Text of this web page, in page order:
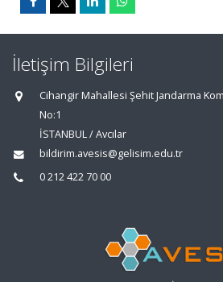
İletişim Bilgileri
Cihangir Mahallesi Şehit Jandarma
No:1
İSTANBUL / Avcılar
bildirim.avesis@gelisim.edu.tr
0 212 422 70 00